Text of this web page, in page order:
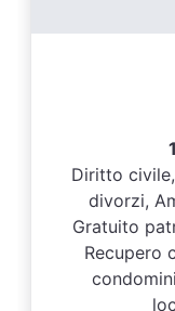
Diritto
divorzi,
Gratuito
Recupero